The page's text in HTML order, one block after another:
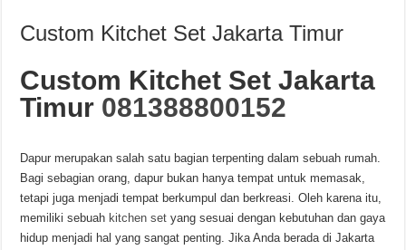
Custom Kitchet Set Jakarta Timur
Custom Kitchet Set Jakarta
Timur 081388800152
Dapur merupakan salah satu bagian terpenting dalam sebuah rumah.
Bagi sebagian orang, dapur bukan hanya tempat untuk memasak,
tetapi juga menjadi tempat berkumpul dan berkreasi. Oleh karena itu,
memiliki sebuah kitchen set yang sesuai dengan kebutuhan dan gaya
hidup menjadi hal yang sangat penting. Jika Anda berada di Jakarta